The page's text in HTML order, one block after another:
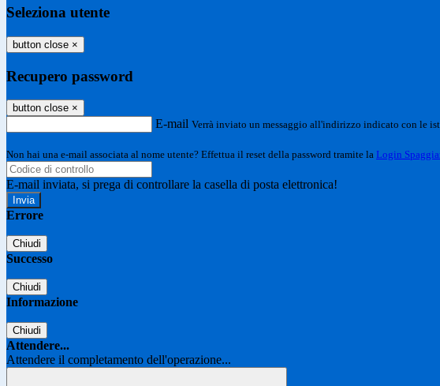
Seleziona utente
button close ×
Recupero password
button close ×
E-mail Verrà inviato un messaggio all'indirizzo indicato con le
Non hai una e-mail associata al nome utente? Effettua il reset della password tramite la Login
E-mail inviata, si prega di controllare la casella di posta elettronica!
Errore
Chiudi
Successo
Chiudi
Informazione
Chiudi
Attendere...
Attendere il completamento dell'operazione...